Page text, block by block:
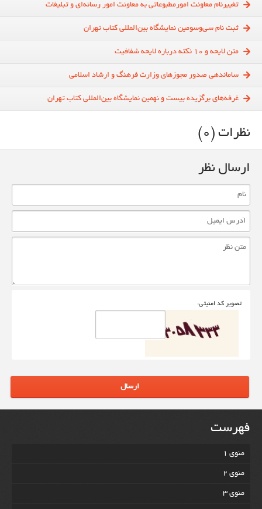
تغییرنام معاونت امورمطبوعاتی به معاونت امور رسانه‌ای و تبلیغات
ثبت‌ نام سی‌و‌سومین نمایشگاه بین‌المللی کتاب تهران
متن لایحه و 10 نکته‌ درباره لایحه شفافیت
ساماندهی صدور مجوزهای وزارت فرهنگ و ارشاد اسلامی
غرفه‌های برگزیده بیست و نهمین‌ نمایشگاه بین‌المللی کتاب تهران
نظرات (0)
ارسال نظر
تصوير کد امنيتی:
ارسال
فهرست
منوی 1
منوی 2
منوی 3